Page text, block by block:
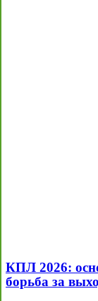
КПЛ 2026:
борьба за